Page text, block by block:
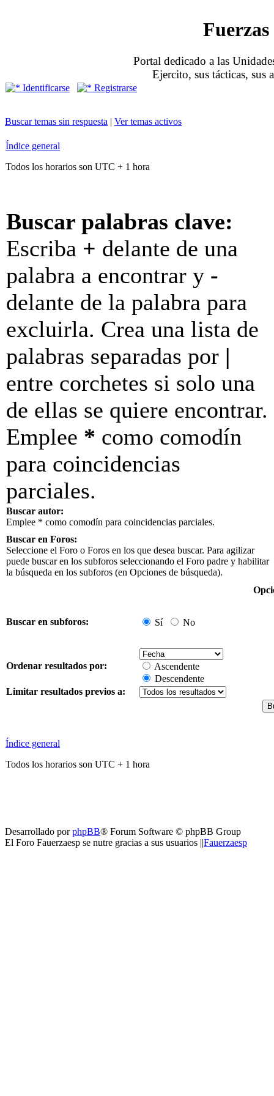
Portal dedicado a las
Ejercito, sus tácticas, sus
Identificarse Registrarse
Buscar temas sin respuesta | Ver temas activos
Índice general
Todos los horarios son UTC + 1 hora
Buscar palabras clave:
Escriba + delante de una
palabra a encontrar y -
delante de la palabra para
excluirla. Crea una lista de
palabras separadas por |
entre corchetes si solo una
de ellas se quiere encontrar.
Emplee * como comodín
para coincidencias
parciales.
Buscar autor:
Emplee * como comodín para coincidencias parciales.
Buscar en Foros:
Seleccione el Foro o Foros en los que desea buscar. Para agilizar
puede buscar en los subforos seleccionando el Foro padre y habilitar
la búsqueda en los subforos (en Opciones de búsqueda).
Buscar en subforos: Sí No
Ordenar resultados por:
Ascendente
Descendente
Limitar resultados previos a:
Índice general
Todos los horarios son UTC + 1 hora
Desarrollado porphpBB® Forum Software © phpBB Group
El Foro Fauerzaesp se nutre gracias a sus usuarios ||Fauerzaesp